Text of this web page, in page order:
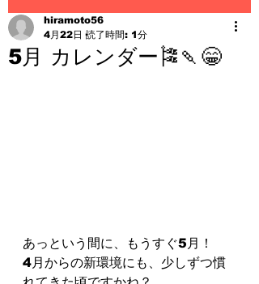
5月 カレンダー🎏🍡😁
hiramoto56
4月22日 読了時間: 1分
⁡⁡あっという間に、もうすぐ5月！⁡
⁡4月からの新環境にも、少しずつ慣